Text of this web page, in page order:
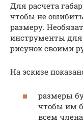
Для расчета
чтобы не
размеру.
инструменты для
рисунок своими
На эскизе
размеры
чтобы им
всем